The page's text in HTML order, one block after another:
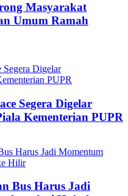
Masyarakat
Umum Ramah
Segera Digelar
Kementerian PUPR
Bus Harus Jadi